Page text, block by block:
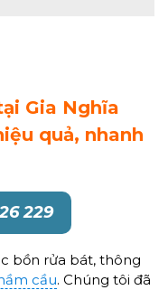
Gia Nghĩa
quả, nhanh
229
bồn rửa bát, thông
cầu. Chúng tôi đã